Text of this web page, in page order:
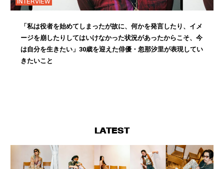
「私は役者を始めてしまったが故に、何かを発言したり、イメ
ージを崩したりしてはいけなかった状況があったからこそ、今
は自分を生きたい」30歳を迎えた俳優・忽那汐里が表現してい
きたいこと
LATEST